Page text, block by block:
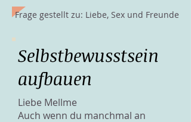
Frage gestellt zu: Liebe, Sex und Freunde
Selbstbewusstsein
aufbauen
Liebe Mellme
Auch wenn du manchmal an